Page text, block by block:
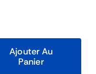
Ajouter Au
Panier